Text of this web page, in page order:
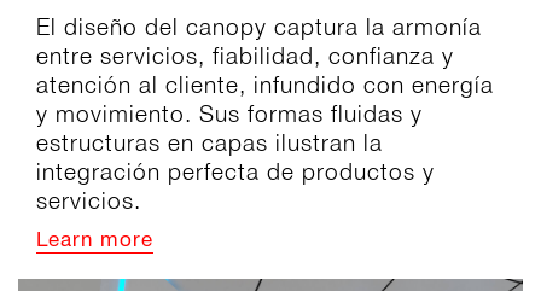
El diseño del canopy captura la armonía
entre servicios, fiabilidad, confianza y
atención al cliente, infundido con energía
y movimiento. Sus formas fluidas y
estructuras en capas ilustran la
integración perfecta de productos y
servicios.
Learn more